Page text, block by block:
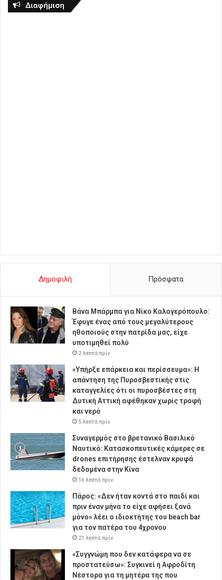
Διαφήμιση
Δημοφιλή Πρόσφατα
Βάνα Μπάρμπα για Νίκο Καλογερόπουλο:
Έφυγε ένας από τους μεγαλύτερους
ηθοποιούς στην πατρίδα μας, είχε
υποτιμηθεί πολύ
2 λεπτά πρίν
«Υπήρξε επάρκεια και περίσσευμα»: Η
απάντηση της Πυροσβεστικής στις
καταγγελίες ότι οι πυροσβέστες στη
Δυτική Αττική αφέθηκαν χωρίς τροφή
και νερό
5 λεπτά πρίν
Συναγερμός στο βρετανικό Βασιλικό
Ναυτικό: Κατασκοπευτικές κάμερες σε
drones επιτήρησης έστελναν κρυφά
δεδομένα στην Κίνα
16 λεπτά πρίν
Πάρος: «Δεν ήταν κοντά στο παιδί και
πριν έναν μήνα το είχε αφήσει ξανά
μόνο» λέει ο ιδιοκτήτης του beach bar
για τον πατέρα του 4χρονου
21 λεπτά πρίν
«Συγγνώμη που δεν κατάφερα να σε
προστατεύσω»: Συγκινεί η Αφροδίτη
Νέστορα για τη μητέρα της που